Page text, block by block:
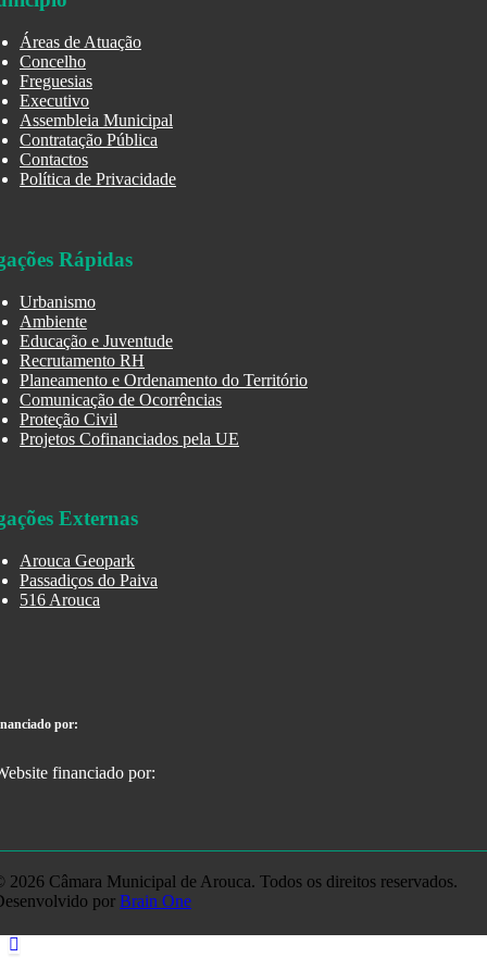
Áreas de Atuação
Concelho
Freguesias
Executivo
Assembleia Municipal
Contratação Pública
Contactos
Política de Privacidade
Rápidas
Urbanismo
Ambiente
Educação e Juventude
Recrutamento RH
Planeamento e Ordenamento do Território
Comunicação de Ocorrências
Proteção Civil
Projetos Cofinanciados pela UE
Externas
Arouca Geopark
Passadiços do Paiva
516 Arouca
por:
2026 Câmara Municipal de Arouca. Todos os direitos reservados.
por Brain One